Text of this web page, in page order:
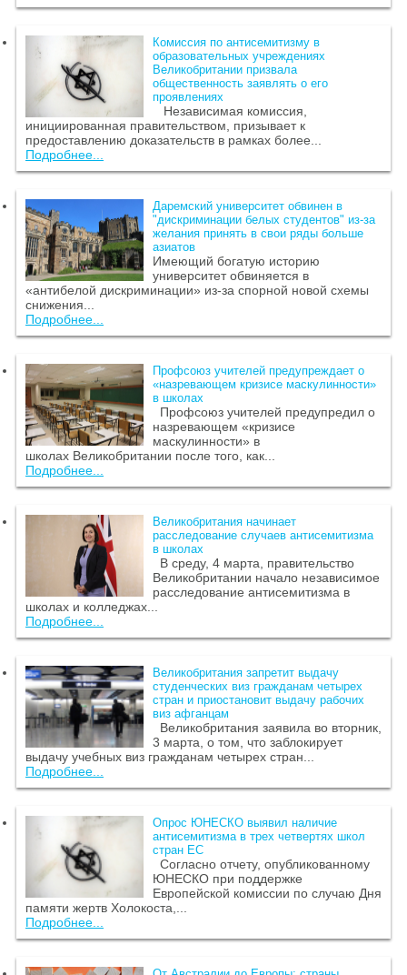
Комиссия по антисемитизму в
образовательных учреждениях
Великобритании призвала
общественность заявлять о его
проявлениях
Независимая комиссия,
инициированная правительством, призывает к
предоставлению доказательств в рамках более...
Подробнее...
Даремский университет обвинен в
"дискриминации белых студентов" из-за
желания принять в свои ряды больше
азиатов
Имеющий богатую историю
университет обвиняется в
«антибелой дискриминации» из-за спорной новой схемы
снижения...
Подробнее...
Профсоюз учителей предупреждает о
«назревающем кризисе маскулинности»
в школах
Профсоюз учителей предупредил о
назревающем «кризисе
маскулинности» в
школах Великобритании после того, как...
Подробнее...
Великобритания начинает
расследование случаев антисемитизма
в школах
В среду, 4 марта, правительство
Великобритании начало независимое
расследование антисемитизма в
школах и колледжах...
Подробнее...
Великобритания запретит выдачу
студенческих виз гражданам четырех
стран и приостановит выдачу рабочих
виз афганцам
Великобритания заявила во вторник,
3 марта, о том, что заблокирует
выдачу учебных виз гражданам четырех стран...
Подробнее...
Опрос ЮНЕСКО выявил наличие
антисемитизма в трех четвертях школ
стран ЕС
Согласно отчету, опубликованному
ЮНЕСКО при поддержке
Европейской комиссии по случаю Дня
памяти жертв Холокоста,...
Подробнее...